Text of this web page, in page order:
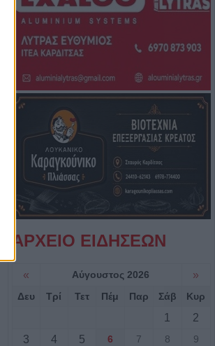
ΑΡΧΕΙΟ ΕΙΔΗΣΕΩΝ
« Αύγουστος 2026 »
Δευ Τρί Τετ Πέμ Παρ Σάβ Κυρ
1
2
3
4 5 6 7 8
9